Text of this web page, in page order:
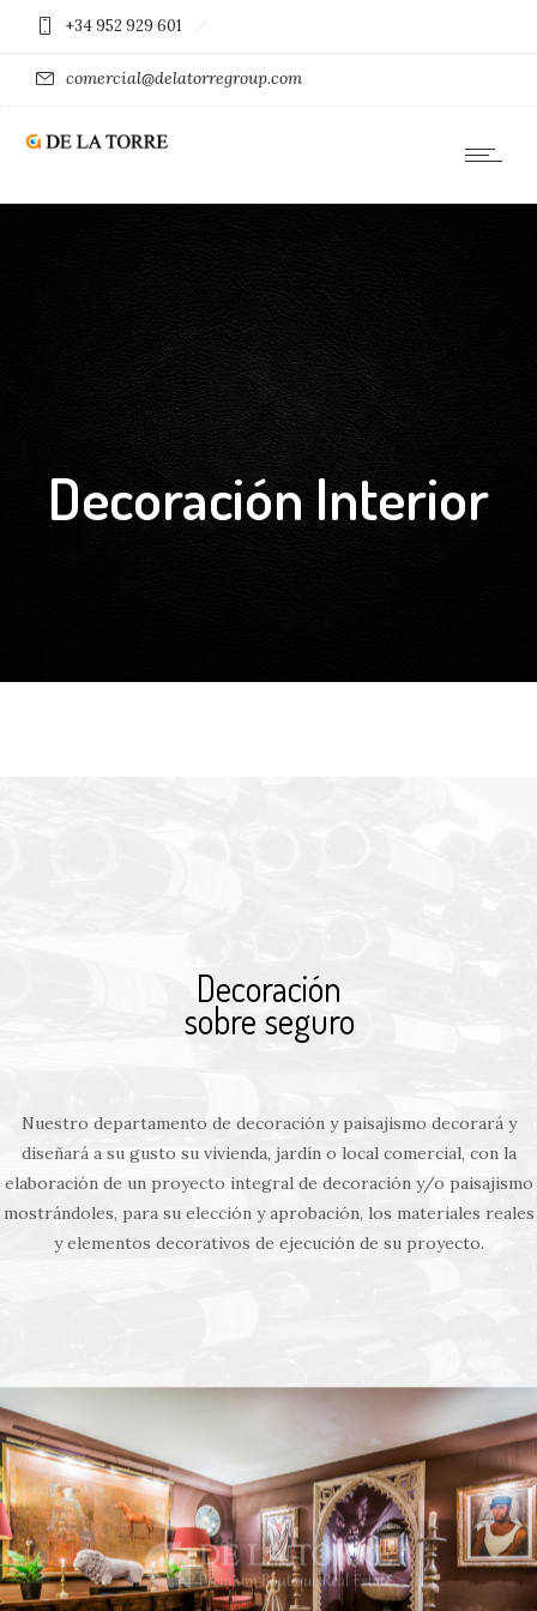
+34 952 929 601
comercial@delatorregroup.com
Decoración Interior
Decoración
sobre seguro
Nuestro departamento de decoración y paisajismo decorará y
diseñará a su gusto su vivienda, jardín o local comercial, con la
elaboración de un proyecto integral de decoración y/o paisajismo
mostrándoles, para su elección y aprobación, los materiales reales
y elementos decorativos de ejecución de su proyecto.